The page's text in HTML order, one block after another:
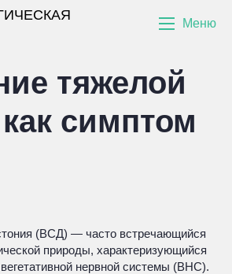
Меню
тяжелой
симптом
(ВСД) — часто встречающийся
природы, характеризующийся
нервной системы (ВНС).